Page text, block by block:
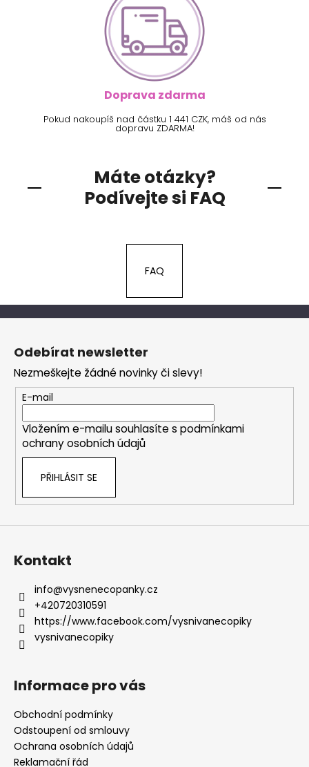
Doprava zdarma
Pokud nakoupíš nad částku 1 441 CZK, máš od nás
dopravu ZDARMA!
Máte otázky?
Podívejte si FAQ
FAQ
Z
Odebírat newsletter
Nezmeškejte žádné novinky či slevy!
E-mail
Vložením e-mailu souhlasíte s podmínkami
ochrany osobních údajů
PŘIHLÁSIT SE
Kontakt
info@vysnenecopanky.cz
+420720310591
https://www.facebook.com/vysnivanecopiky
vysnivanecopiky
Informace pro vás
Obchodní podmínky
Odstoupení od smlouvy
Ochrana osobních údajů
Reklamační řád